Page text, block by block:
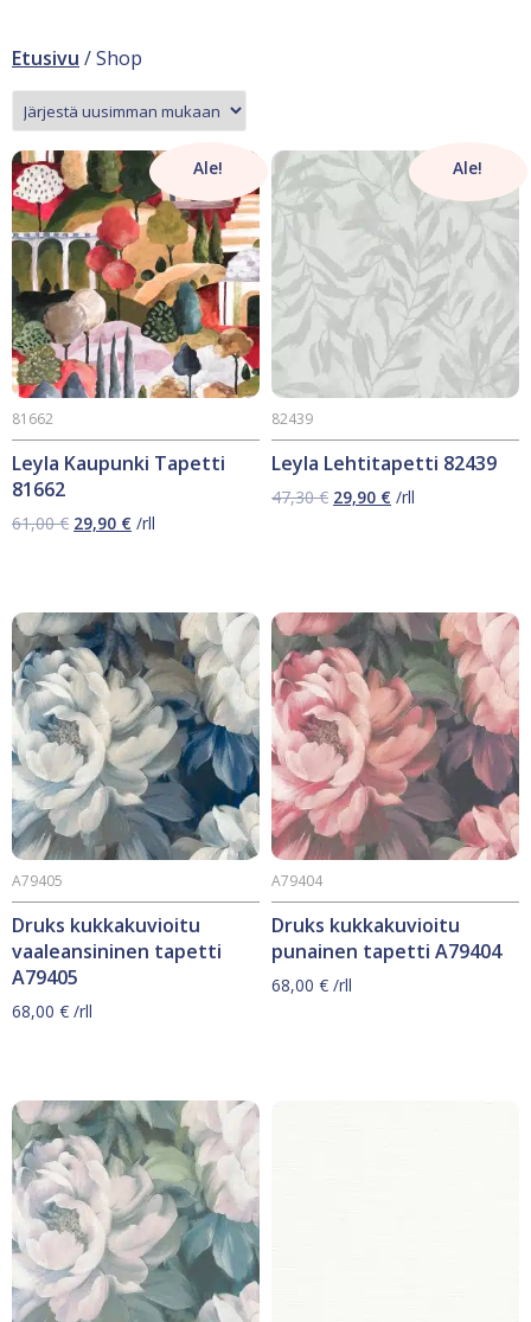
Etusivu / Shop
Ale!
Leyla Kaupunki Tapetti
81662
81662
61,00€ Alkuperäinen
29,90 €Nykyinen
/rll
Ale!
Leyla Lehtitapetti 82439
82439
47,30€ Alkuperäinen
29,90 €Nykyinen
/rll
Druks kukkakuvioitu
vaaleansininen tapetti
A79405
A79405
68,00 € /rll
Druks kukkakuvioitu
punainen tapetti A79404
A79404
68,00 € /rll